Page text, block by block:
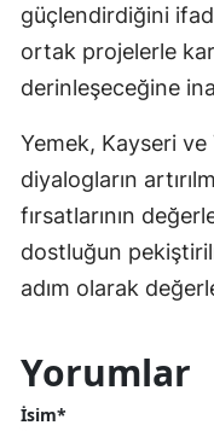
güçlendirdiğini
ortak projelerle
derinleşeceğine
Yemek, Kayseri ve
diyalogların
fırsatlarının
dostluğun
adım olarak
Yorumlar
İsim*